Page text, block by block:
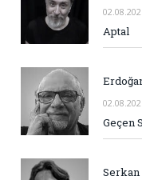
Aptal
Geçen
Serkan